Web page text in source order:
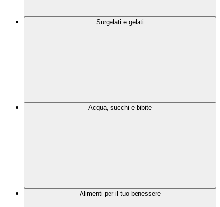
Surgelati e gelati
Acqua, succhi e bibite
Alimenti per il tuo benessere